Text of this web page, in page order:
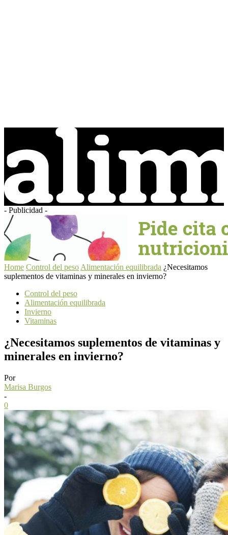
- Publicidad -
Home Control del peso Alimentación equilibrada ¿Necesitamos
suplementos de vitaminas y minerales en invierno?
Control del peso
Alimentación equilibrada
Invierno
Vitaminas
¿Necesitamos suplementos de vitaminas y
minerales en invierno?
Por
Marisa Burgos
-
0